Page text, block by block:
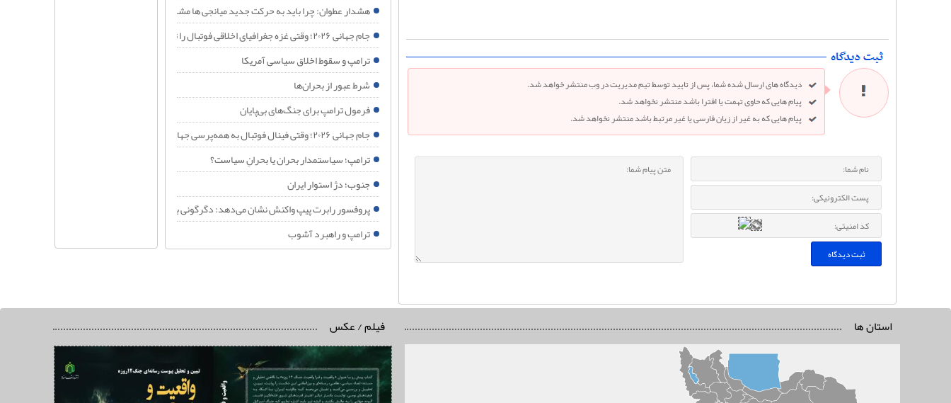
دیدگاه های ارسال شده شما، پس از تایید توسط تیم مدیریت در وب منتشر خواهد شد.
پیام هایی که حاوی تهمت یا افترا باشد منتشر نخواهد شد.
پیام هایی که به غیر از زیان فارسی یا غیر مرتبط باشد منتشر نخواهد شد.
ثبت دیدگاه
هشدار عطوان: چرا باید به حرکت جدید میانجی ها مشکوک باشیم؟
جام جهانی ۲۰۲۶؛ وقتی غزه جغرافیای اخلاقی فوتبال را تغییر داد
ترامپ و سقوط اخلاق سیاسی آمریکا
شرط عبور از بحران‌ها
فرمول ترامپ برای جنگ‌های بی‌پایان
جام جهانی ۲۰۲۶؛ وقتی فینال فوتبال به همه‌پرسی جهانی درباره فلسطین تبدیل می شود
ترامپ؛ سیاستمدار بحران یا بحرانِ سیاست؟
جنوب؛ دژ استوار ایران
پروفسور رابرت پیپ واکنش نشان می‌دهد: دگرگونی بنیادین در معماری قدرت خاورمیانه+فیلم
ترامپ و راهبرد آشوب
استان ها فیلم / عکس